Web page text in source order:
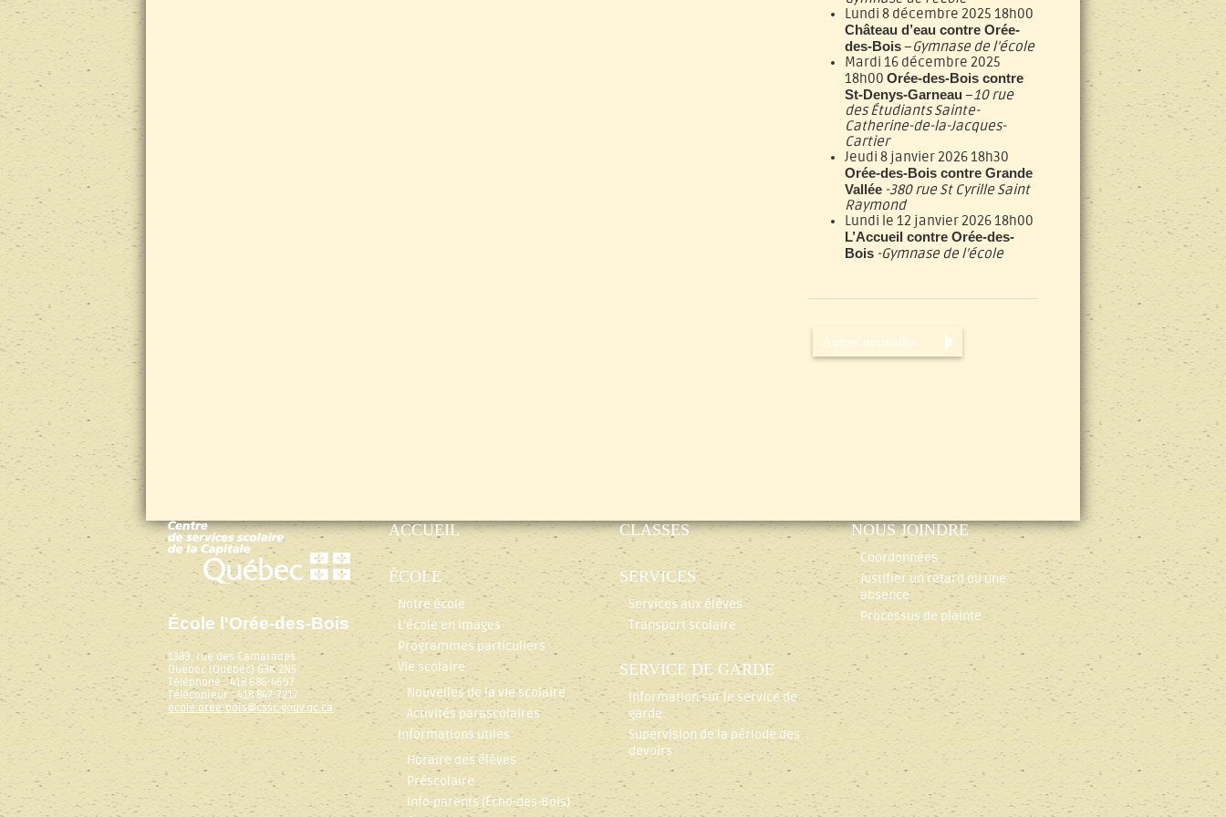
Lundi 8 décembre 2025 18h00
Château d’eau contre Orée-
des-Bois–Gymnase de l’école
Mardi 16 décembre 2025
18h00 Orée-des-Bois contre
St-Denys-Garneau–10 rue
des Étudiants Sainte-
Catherine-de-la-Jacques-
Cartier
Jeudi 8 janvier 2026 18h30
Orée-des-Bois contre Grande
Vallée -380 rue St Cyrille Saint
Raymond
Lundi le 12 janvier 2026 18h00
L’Accueil contre Orée-des-
Bois -Gymnase de l’école
Autres nouvelles
École l'Orée-des-Bois
1389, rue des Camarades
Québec (Québec) G3K 2N5
Téléphone : 418 686-4697
Télécopieur : 418 847-7217
ecole.oree-bois@cssc.gouv.qc.ca
ACCUEIL
ÉCOLE
Notre école
L’école en images
Programmes particuliers
Vie scolaire
Nouvelles de la vie scolaire
Activités parascolaires
Informations utiles
Horaire des élèves
Préscolaire
Info-parents (Écho-des-Bois)
CLASSES
SERVICES
Services aux élèves
Transport scolaire
SERVICE DE GARDE
Information sur le service de
garde
Supervision de la période des
devoirs
NOUS JOINDRE
Coordonnées
Justifier un retard ou une
absence
Processus de plainte